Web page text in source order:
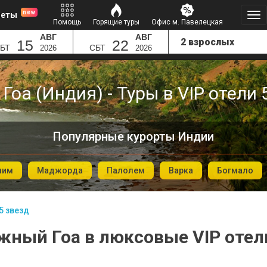
new
Помощь Горящие туры Офис м. Павелецкая
15 АВГ
2026 СБТ 22 АВГ
2026
(Индия) - Туры в VIP отели
Популярные курорты Индии
Маджорда Палолем Варка Богмало
звезд
Гоа в люксовые VIP